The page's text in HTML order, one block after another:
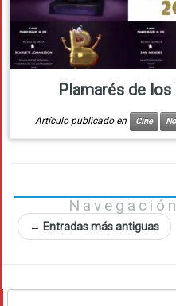
Plamarés de
Artículo publicado en Cine
← Entradas más antiguas